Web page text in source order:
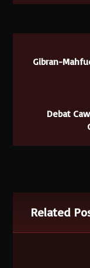
Gibran-
Debat
Related